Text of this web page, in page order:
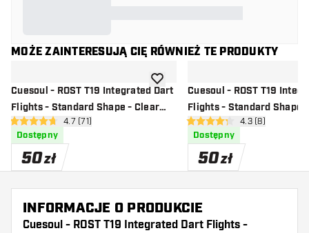
MOŻE ZAINTERESUJĄ CIĘ RÓWNIEŻ TE PRODUKTY
Cuesoul - ROST T19 Integrated Dart
Flights - Standard Shape - Clear
Black
otwórz panel recenzji
4.7 gwiazdki oceny
4.7 (71)
Dostępny
50zł
dodaj do listy życzeń
Cuesoul - ROST T19
Flights - Standard Shape
Orange otwórz panel
4.3 gwiazdki oceny
4.3 (8)
Dostępny
50zł
INFORMACJE O PRODUKCIE
Cuesoul - ROST T19 Integrated Dart Flights -